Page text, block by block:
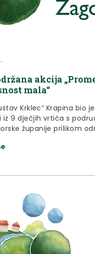
akcija
mala“
Krklec“ Krapina bio
9 dječjih vrtića s
županije prilikom